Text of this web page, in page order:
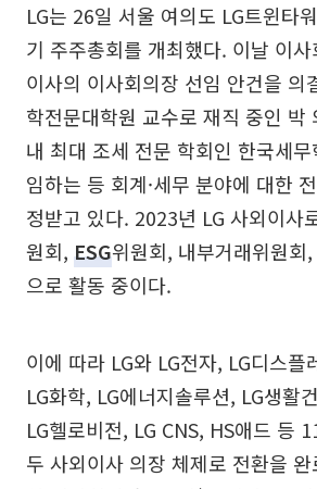
LG는 26일 서울 여의도 LG트윈타
기 주주총회를 개최했다. 이날 이
이사의 이사회의장 선임 안건을 의
학전문대학원 교수로 재직 중인 박
내 최대 조세 전문 학회인 한국세
임하는 등 회계·세무 분야에 대한
정받고 있다. 2023년 LG 사외이사
원회, ESG위원회, 내부거래위원회
으로 활동 중이다.
이에 따라 LG와 LG전자, LG디스플
LG화학, LG에너지솔루션, LG생활
LG헬로비전, LG CNS, HS애드 등
두 사외이사 의장 체제로 전환을